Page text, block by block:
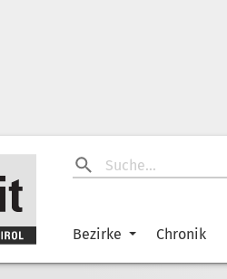
Bezirke Chronik